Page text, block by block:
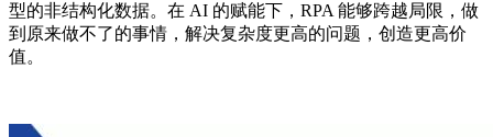
型的非结构化数据。在 AI 的赋能下，RPA 能够跨越局限，做
到原来做不了的事情，解决复杂度更高的问题，创造更高价
值。